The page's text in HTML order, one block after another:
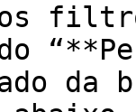
os
da